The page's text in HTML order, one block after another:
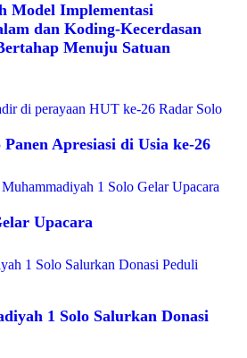
Model Implementasi
dan Koding-Kecerdasan
Menuju Satuan
Apresiasi di Usia ke-26
Upacara
1 Solo Salurkan Donasi